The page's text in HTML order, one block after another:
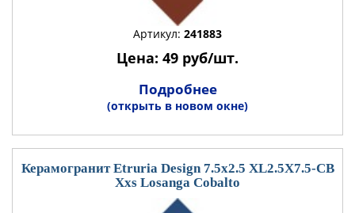
Артикул: 241883
Цена: 49 руб/шт.
Подробнее
(открыть в новом окне)
Керамогранит Etruria Design 7.5x2.5 XL2.5X7.5-CB
Xxs Losanga Cobalto